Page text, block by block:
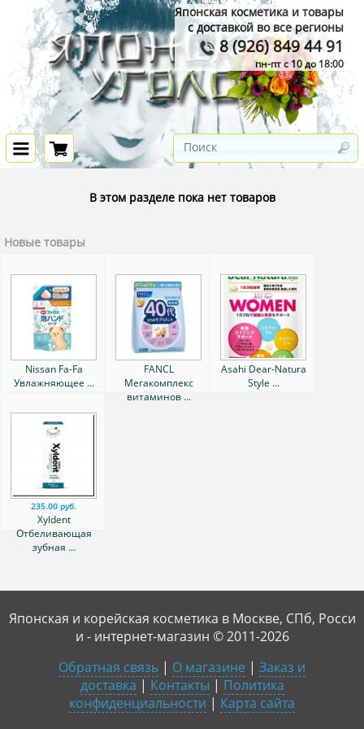
Японская косметика и товары
с доставкой во все регионы
8 (926) 849 44 91
пн-пт с 10 до 18:00
В этом разделе пока нет товаров
Новые товары
Nissan Fa-Fa
Увлажняющее ...
FANCL
Мегакомплекс
витаминов ...
Asahi Dear-Natura
Style ...
235.00 руб.
Xyldent
Отбеливающая
зубная ...
Японская и корейская косметика в Москве, СПб, Росси
и - интернет-магазин © 2011-2026
Обратная связь | О магазине | Заказ и
доставка | Контакты | Политика
конфиденциальности | Карта сайта